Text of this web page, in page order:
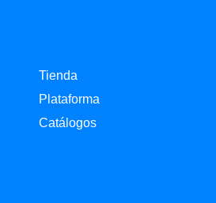
Tienda
Plataforma
Catálogos